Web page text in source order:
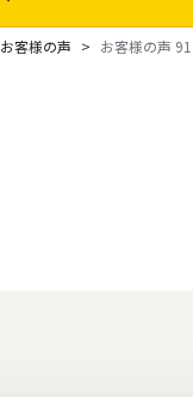
お客様の声 お客様の声